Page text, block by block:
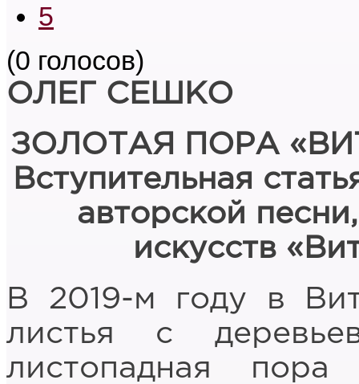
5
(0 голосов)
ОЛЕГ СЕШКО
ЗОЛОТАЯ ПОРА
Вступительная
авторской
искусств
В 2019-м году в
листья с
листопадная пора